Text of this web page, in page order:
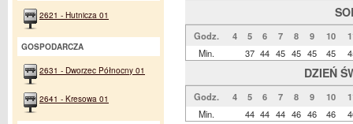
Godz. 4 5 6 7 8 9 10
Min.
37 44 45 45 45 45
DZIEŃ
Godz. 4 5 6 7 8 9 10
Min.
44 44 44 46 46 46
2621 - Hutnicza 01
GOSPODARCZA
2631 - Dworzec Północny 01
2641 - Kresowa 01